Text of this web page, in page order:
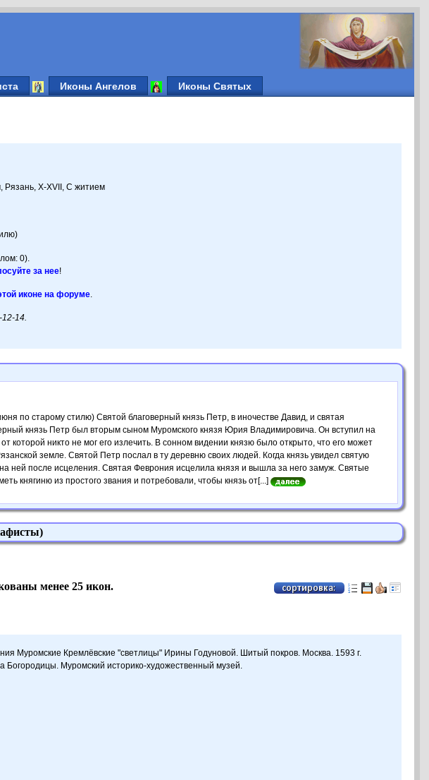
Иконы Ангелов Иконы Святых
X-XVII, С житием
0).
за нее!
иконе на форуме.
12-14.
по старому стилю) Святой благоверный князь Петр, в иночестве Давид, и святая
князь Петр был вторым сыном Муромского князя Юрия Владимировича. Он вступил на
которой никто не мог его излечить. В сонном видении князю было открыто, что его может
земле. Святой Петр послал в ту деревню своих людей. Когда князь увидел святую
ней после исцеления. Святая Феврония исцелила князя и вышла за него замуж. Святые
княгиню из простого звания и потребовали, чтобы князь от[...]
менее 25 икон.
Муромские Кремлёвские "светлицы" Ирины Годуновой. Шитый покров. Москва. 1593 г.
Богородицы. Муромский историко-художественный музей.